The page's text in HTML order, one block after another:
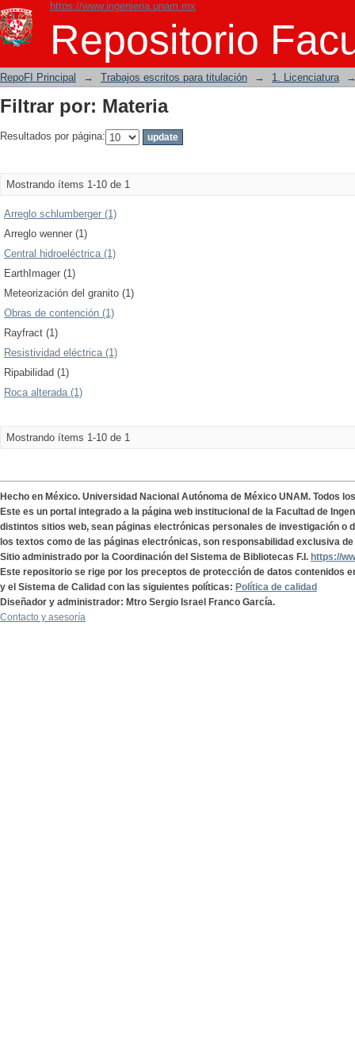
https://www.ingenieria.unam.mx
Repositorio
Filtrar por: Materia
RepoFI Principal → Trabajos escritos para titulación → 1. Licenciatura
Filtrar por: Materia
Resultados por página:
Mostrando ítems 1-10 de 1
Arreglo schlumberger (1)
Arreglo wenner (1)
Central hidroeléctrica (1)
EarthImager (1)
Meteorización del granito (1)
Obras de contención (1)
Rayfract (1)
Resistividad eléctrica (1)
Ripabilidad (1)
Roca alterada (1)
Mostrando ítems 1-10 de 1
Hecho en México. Universidad Nacional Autónoma de México UNAM. Todos
Este es un portal integrado a la página web institucional de la Facultad de
distintos sitios web, sean páginas electrónicas personales de investigación o
los textos como de las páginas electrónicas, son responsabilidad exclusiva
Sitio administrado por la Coordinación del Sistema de Bibliotecas F.I. https://
Este repositorio se rige por los preceptos de protección de datos contenidos
y el Sistema de Calidad con las siguientes políticas: Política de calidad
Diseñador y administrador: Mtro Sergio Israel Franco García.
Contacto y asesoría